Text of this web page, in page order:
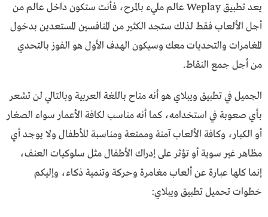
يعد تطبيق Weplay عالم مليء بالمرح، فأنت ستكون داخل عالم من
أجل الألعاب فقط لذلك ستجد الكثير من المنافسين المستعدين بدخول
المغامرات والتحديات معك وسيكون الهدف الأول هو الفوز بالتحدي
من أجل جمع النقاط.
الجميل في تطبيق ويبلاي هو أنه متاح باللغة العربية وبالتالي لن تشعر
بأي صعوبة في استخدامه، كما أنه مناسب لكافة الأعمار سواء الصغار
أو الكبار، وكافة الألعاب آمنة وممتعة ومناسبة للأطفال ولا يوجد أي
مظاهر غير سوية أو تؤثر على إدراك الأطفال مثل سلوكيات العنف،
إنما كلها عبارة عن ألعاب مغامرة وحركة وتنمية ذكاء، وإليكم
خطوات تحميل تطبيق ويبلاي: